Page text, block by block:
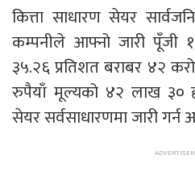
कित्ता साधारण सेयर
कम्पनीले आफ्नो जारी पूँजी
३५.२६ प्रतिशत बराबर ४२
रुपैयाँ मूल्यको ४२ लाख ३०
सेयर सर्वसाधारणमा जारी गर्न